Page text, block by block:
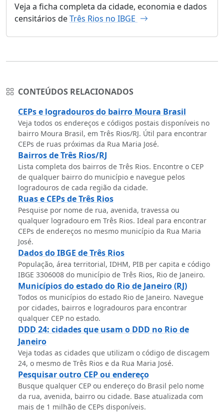
Veja a ficha completa da cidade, economia e dados
censitários deTrês Rios no IBGE
CONTEÚDOS RELACIONADOS
CEPs e logradouros do bairro Moura Brasil
Veja todos os endereços e códigos postais disponíveis no
bairro Moura Brasil, em Três Rios/RJ. Útil para encontrar
CEPs de ruas próximas da Rua Maria José.
Bairros de Três Rios/RJ
Lista completa dos bairros de Três Rios. Encontre o CEP
de qualquer bairro do município e navegue pelos
logradouros de cada região da cidade.
Ruas e CEPs de Três Rios
Pesquise por nome de rua, avenida, travessa ou
qualquer logradouro em Três Rios. Ideal para encontrar
CEPs de endereços no mesmo município da Rua Maria
José.
Dados do IBGE de Três Rios
População, área territorial, IDHM, PIB per capita e código
IBGE 3306008 do município de Três Rios, Rio de Janeiro.
Municípios do estado do Rio de Janeiro (RJ)
Todos os municípios do estado Rio de Janeiro. Navegue
por cidades, bairros e logradouros para encontrar
qualquer CEP no estado.
DDD 24: cidades que usam o DDD no Rio de
Janeiro
Veja todas as cidades que utilizam o código de discagem
24, o mesmo de Três Rios e da Rua Maria José.
Pesquisar outro CEP ou endereço
Busque qualquer CEP ou endereço do Brasil pelo nome
da rua, avenida, bairro ou cidade. Base atualizada com
mais de 1 milhão de CEPs disponíveis.